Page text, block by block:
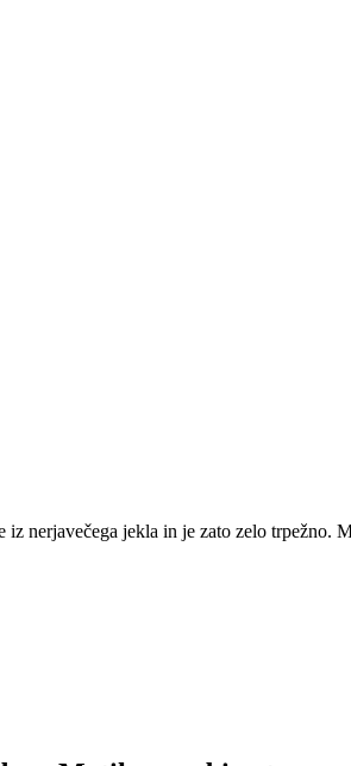
nerjavečega jekla in je zato zelo